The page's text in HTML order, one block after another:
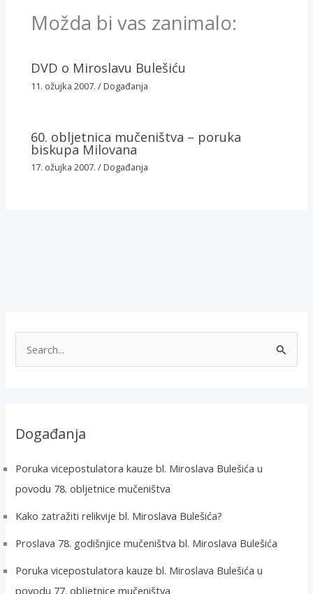
Možda bi vas zanimalo:
DVD o Miroslavu Bulešiću
11. ožujka 2007./Događanja
60. obljetnica mučeništva – poruka
biskupa Milovana
17. ožujka 2007./Događanja
:Događanja
Poruka vicepostulatora kauze bl. Miroslava Bulešića u
povodu 78. obljetnice mučeništva
Kako zatražiti relikvije bl. Miroslava Bulešića?
Proslava 78. godišnjice mučeništva bl. Miroslava Bulešića
Poruka vicepostulatora kauze bl. Miroslava Bulešića u
povodu 77. obljetnice mučeništva